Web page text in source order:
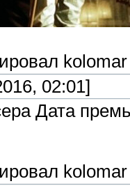
kolomar
02:01]
Дата
kolomar